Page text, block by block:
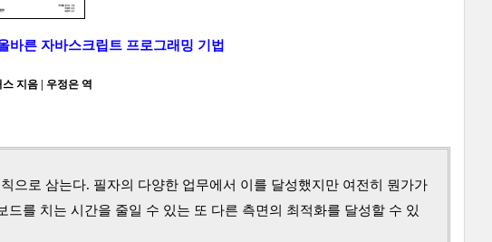
바른 자바스크립트 프로그래밍 기법
지음 | 우정은 역
으로 삼는다. 필자의 다양한 업무에서 이를 달성했지만 여전히 뭔가가
를 치는 시간을 줄일 수 있는 또 다른 측면의 최적화를 달성할 수 있